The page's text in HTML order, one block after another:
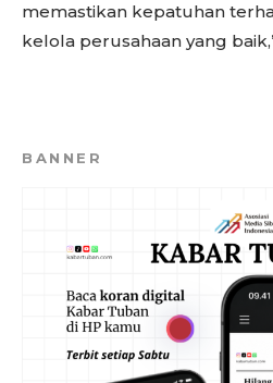
memastikan kepatuhan
kelola perusahaan yang
BANNER